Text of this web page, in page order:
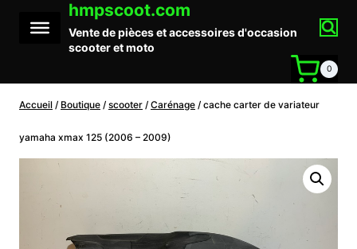
contenu
hmpscoot.com
Vente de pièces et accessoires d'occasion
scooter et moto
0
Accueil / Boutique / scooter / Carénage / cache carter de variateur
yamaha xmax 125 (2006 – 2009)